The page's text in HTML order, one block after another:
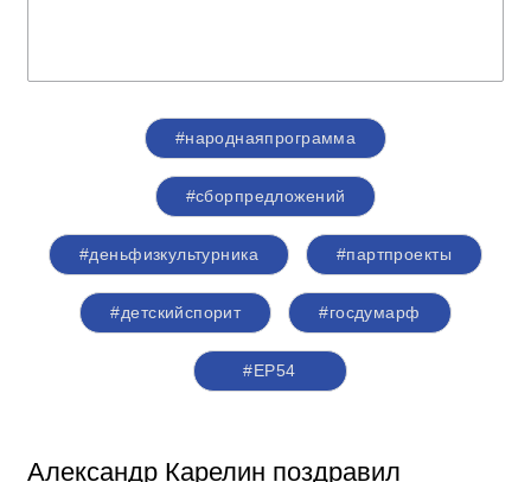
#народнаяпрограмма
#сборпредложений
#деньфизкультурника #партпроекты
#детскийспорит #госдумарф
#ЕР54
Александр Карелин поздравил